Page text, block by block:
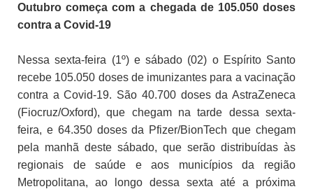
Outubro começa com a chegada de 105.050 doses
contra a Covid-19
Nessa sexta-feira (1º) e sábado (02) o Espírito Santo
recebe 105.050 doses de imunizantes para a vacinação
contra a Covid-19. São 40.700 doses da AstraZeneca
(Fiocruz/Oxford), que chegam na tarde dessa sexta-
feira, e 64.350 doses da Pfizer/BionTech que chegam
pela manhã deste sábado, que serão distribuídas às
regionais de saúde e aos municípios da região
Metropolitana, ao longo dessa sexta até a próxima